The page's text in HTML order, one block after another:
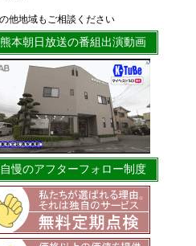
他地域もご相談ください
朝日放送の番組出演動画
のアフターフォロー制度